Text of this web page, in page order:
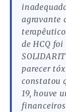
agravante
de HCQ foi
parecer
constatou
19, houve